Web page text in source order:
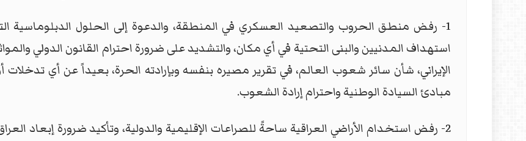
1- رفض منطق الحروب والتصعيد العسكري في المنطقة، والدعوة إلى الحلول الدبلوماسية
استهداف المدنيين والبنى التحتية في أي مكان، والتشديد على ضرورة احترام القانون الدولي
الإيراني، شأن سائر شعوب العالم، في تقرير مصيره بنفسه وبإرادته الحرة، بعيداً عن أي
مبادئ السيادة الوطنية واحترام إرادة الشعوب.
2- رفض استخدام الأراضي العراقية ساحةً للصراعات الإقليمية والدولية، وتأكيد ضرورة إبعاد